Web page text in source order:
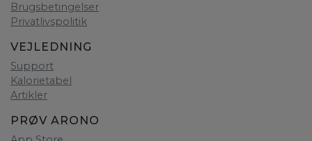
Brugsbetingelser
Privatlivspolitik
VEJLEDNING
Support
Kalorietabel
Artikler
PRØV ARONO